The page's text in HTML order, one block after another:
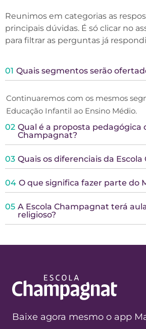
Reunimos em categorias as
principais dúvidas. É só clicar no
para filtrar as perguntas já
01 Quais segmentos serão
Continuaremos com os mesmos
Educação Infantil ao Ensino Médio.
02 Qual é a proposta pedagógica
Champagnat?
03 Quais os diferenciais da
04 O que significa fazer parte do
05 A Escola Champagnat terá
religioso?
Baixe agora mesmo o app